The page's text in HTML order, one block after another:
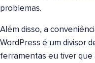
problemas.
Além disso, a
WordPress é um divisor
ferramentas eu tiver que